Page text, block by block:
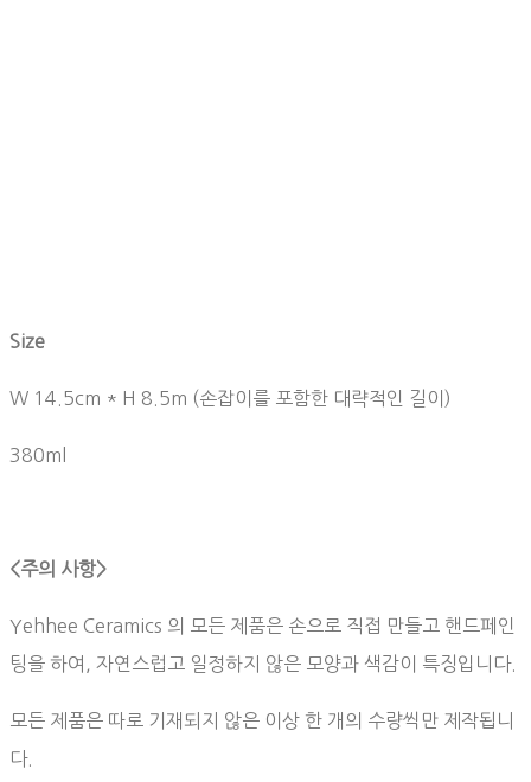
Size
W 14.5cm * H 8.5m (손잡이를 포함한 대략적인 길이)
380ml
<주의 사항>
Yehhee Ceramics 의 모든 제품은 손으로 직접 만들고 핸드페인
팅을 하여, 자연스럽고 일정하지 않은 모양과 색감이 특징입니다.
모든 제품은 따로 기재되지 않은 이상 한 개의 수량씩만 제작됩니
다.